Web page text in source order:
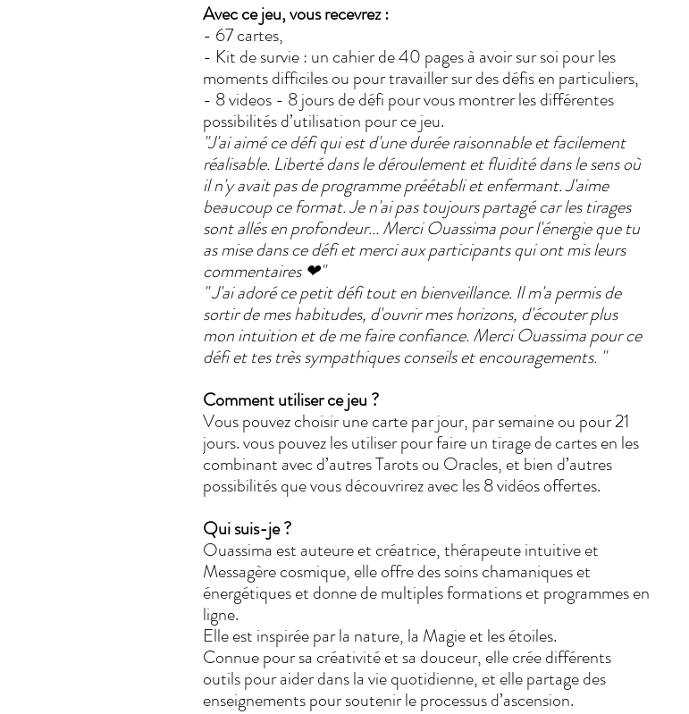
Avec ce jeu, vous recevrez :
- 67 cartes,
- Kit de survie : un cahier de 40 pages à avoir sur soi pour les
moments difficiles ou pour travailler sur des défis en particuliers,
- 8 videos - 8 jours de défi pour vous montrer les différentes
possibilités d’utilisation pour ce jeu.
"J'ai aimé ce défi qui est d'une durée raisonnable et facilement
réalisable. Liberté dans le déroulement et fluidité dans le sens où
il n'y avait pas de programme préétabli et enfermant. J'aime
beaucoup ce format. Je n'ai pas toujours partagé car les tirages
sont allés en profondeur... Merci Ouassima pour l'énergie que tu
as mise dans ce défi et merci aux participants qui ont mis leurs
commentaires ❤"
" J'ai adoré ce petit défi tout en bienveillance. Il m'a permis de
sortir de mes habitudes, d'ouvrir mes horizons, d'écouter plus
mon intuition et de me faire confiance. Merci Ouassima pour ce
défi et tes très sympathiques conseils et encouragements. "
Comment utiliser ce jeu ?
Vous pouvez choisir une carte par jour, par semaine ou pour 21
jours. vous pouvez les utiliser pour faire un tirage de cartes en les
combinant avec d’autres Tarots ou Oracles, et bien d’autres
possibilités que vous découvrirez avec les 8 vidéos offertes.
Qui suis-je ?
Ouassima est auteure et créatrice, thérapeute intuitive et
Messagère cosmique, elle offre des soins chamaniques et
énergétiques et donne de multiples formations et programmes en
ligne.
Elle est inspirée par la nature, la Magie et les étoiles.
Connue pour sa créativité et sa douceur, elle crée différents
outils pour aider dans la vie quotidienne, et elle partage des
enseignements pour soutenir le processus d’ascension.